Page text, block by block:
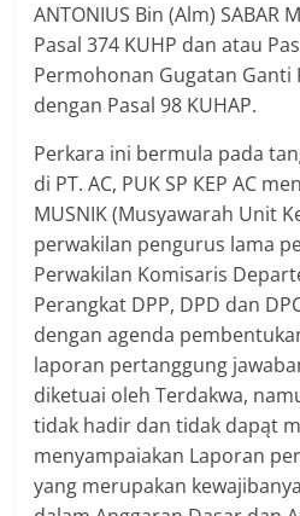
ANTONIUS Bin (Alm) SABAR
Pasal 374 KUHP dan atau
Permohonan Gugatan Ganti
dengan Pasal 98 KUHAP.
Perkara ini bermula pada
di PT. AC, PUK SP КЕР AC
MUSNIK (Musyawarah Unit
perwakilan pengurus lama
Perwakilan Komisaris
Perangkat DPP, DPD dan
dengan agenda
laporan pertanggung
diketuai oleh Terdakwa,
tidak hadir dan tidak dapąt
menyampaiakan Laporan
yang merupakan